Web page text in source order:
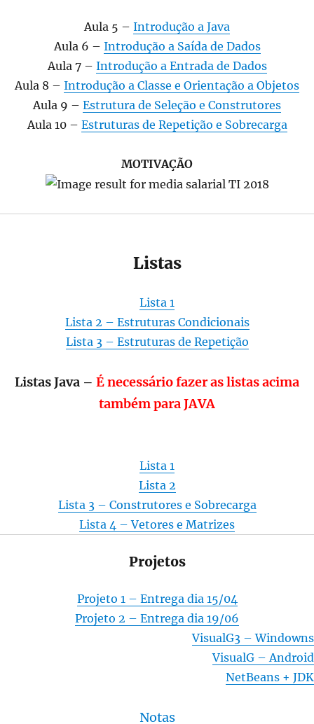
Aula 5 – Introdução a Java
Aula 6 – Introdução a Saída de Dados
Aula 7 – Introdução a Entrada de Dados
Aula 8 – Introdução a Classe e Orientação a Objetos
Aula 9 – Estrutura de Seleção e Construtores
Aula 10 – Estruturas de Repetição e Sobrecarga
MOTIVAÇÃO
Listas
Lista 1
Lista 2 – Estruturas Condicionais
Lista 3 – Estruturas de Repetição
Listas Java – É necessário fazer as listas acima
também para JAVA
Lista 1
Lista 2
Lista 3 – Construtores e Sobrecarga
Lista 4 – Vetores e Matrizes
Projetos
Projeto 1 – Entrega dia 15/04
Projeto 2 – Entrega dia 19/06
VisualG3 – Windowns
VisualG – Android
NetBeans + JDK
Notas